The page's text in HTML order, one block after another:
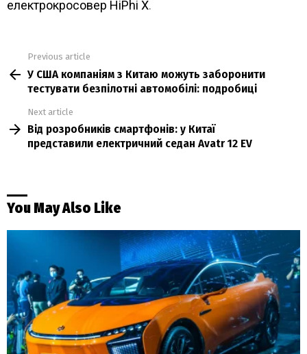
електрокросовер HiPhi X.
more
Previous article
У США компаніям з Китаю можуть заборонити
тестувати безпілотні автомобілі: подробиці
Next article
Від розробників смартфонів: у Китаї
представили електричний седан Avatr 12 EV
You May Also Like